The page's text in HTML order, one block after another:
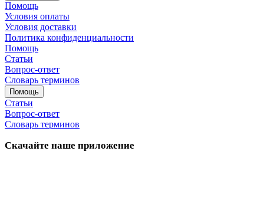
Помощь
Условия оплаты
Условия доставки
Политика конфиденциальности
Помощь
Статьи
Вопрос-ответ
Словарь терминов
Помощь
Статьи
Вопрос-ответ
Словарь терминов
Скачайте наше приложение